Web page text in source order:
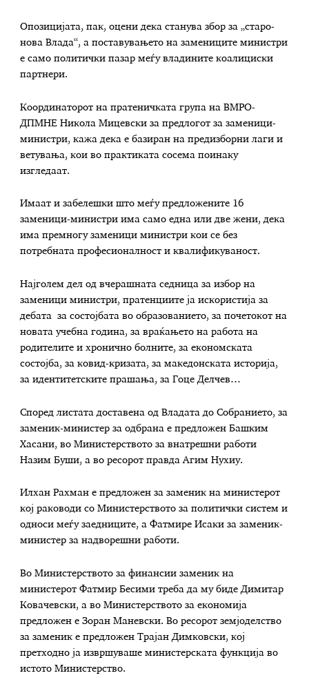
Опозицијата, пак, оцени дека станува збор за „старо-
нова Влада“, а поставувањето на замениците министри
е само политички пазар меѓу владините коалициски
партнери.
Координаторот на пратеничката група на ВМРО-
ДПМНЕ Никола Мицевски за предлогот за заменици-
министри, кажа дека е базиран на предизборни лаги и
ветувања, кои во практиката сосема поинаку
изгледаат.
Имаат и забелешки што меѓу предложените 16
заменици-министри има само една или две жени, дека
има премногу заменици министри кои се без
потребната професионалност и квалификуваност.
Најголем дел од вчерашната седница за избор на
заменици министри, пратенциите ја искористија за
дебата за состојбата во образованието, за почетокот на
новата учебна година, за враќањето на работа на
родителите и хронично болните, за економската
состојба, за ковид-кризата, за македонската историја,
за идентитетските прашања, за Гоце Делчев…
Според листата доставена од Владата до Собранието, за
заменик-министер за одбрана е предложен Башким
Хасани, во Министерството за внатрешни работи
Назим Буши, а во ресорот правда Агим Нухиу.
Илхан Рахман е предложен за заменик на министерот
кој раководи со Министерството за политички систем и
односи меѓу заедниците, а Фатмире Исаки за заменик-
министер за надворешни работи.
Во Министерството за финансии заменик на
министерот Фатмир Бесими треба да му биде Димитар
Ковачевски, а во Министерството за економија
предложен е Зоран Маневски. Во ресорот земјоделство
за заменик е предложен Трајан Димковски, кој
претходно ја извршуваше министерската функција во
истото Министерство.